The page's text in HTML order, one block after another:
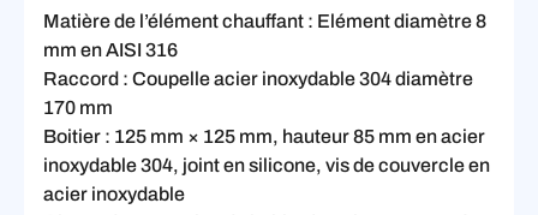
Matière de l’élément chauffant : Elément diamètre 8
mm en AISI 316
Raccord : Coupelle acier inoxydable 304 diamètre
170 mm
Boitier : 125 mm × 125 mm, hauteur 85 mm en acier
inoxydable 304, joint en silicone, vis de couvercle en
acier inoxydable